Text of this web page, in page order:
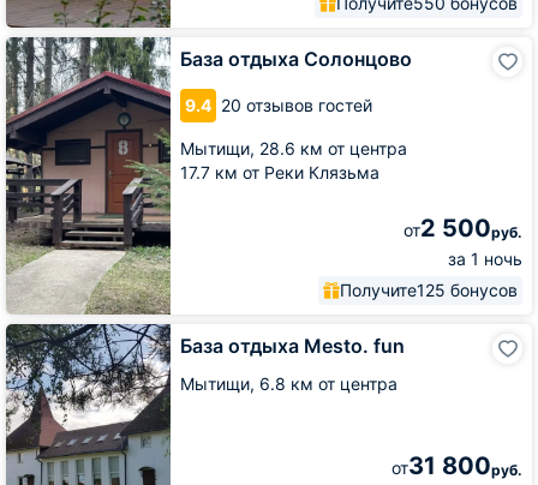
База отдыха Солонцово
9.4 20 отзывов гостей
Мытищи, 28.6 км от центра
17.7 км от Реки Клязьма
от2 500руб.
за 1 ночь
Получите125 бонусов
База
отдыха
Солонцово
База отдыха Mesto. fun
Мытищи, 6.8 км от центра
от31 800руб.
База
отдыха
Mesto.
fun